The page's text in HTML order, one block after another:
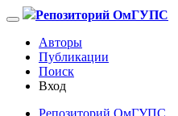
Репозиторий ОмГУПС
Авторы
Публикации
Поиск
Вход
Репозиторий ОмГУПС